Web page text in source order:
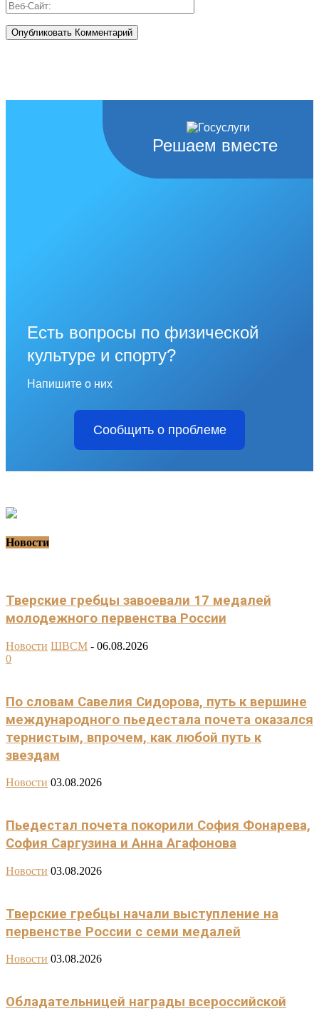
Решаем вместе
Есть вопросы по физической
культуре и спорту?
Напишите о них
Сообщить о проблеме
Новости
Тверские гребцы завоевали 17 медалей
молодежного первенства России
Новости ШВСМ - 06.08.2026
0
По словам Савелия Сидорова, путь к вершине
международного пьедестала почета оказался
тернистым, впрочем, как любой путь к
звездам
Новости 03.08.2026
Пьедестал почета покорили София Фонарева,
София Саргузина и Анна Агафонова
Новости 03.08.2026
Тверские гребцы начали выступление на
первенстве России с семи медалей
Новости 03.08.2026
Обладательницей награды всероссийской